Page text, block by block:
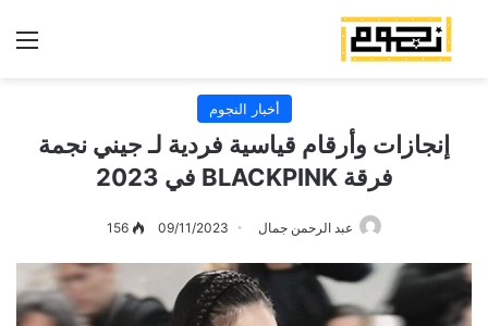
أخبار النجوم
إنجازات وأرقام قياسية فردية لـ جيني نجمة
فرقة BLACKPINK في 2023
عبد الرحمن جمال 09/11/2023
156